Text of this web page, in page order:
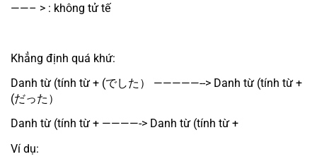
——– > : không tử tế
Khẳng định quá khứ:
Danh từ (tính từ + (でした） —————--> Danh từ (tính từ +
(だった）
Danh từ (tính từ + ————-> Danh từ (tính từ +
Ví dụ: